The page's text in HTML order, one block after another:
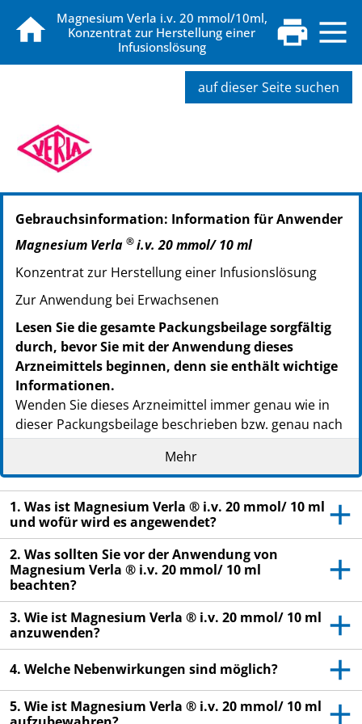
Magnesium Verla i.v. 20 mmol/10ml,
Konzentrat zur Herstellung einer
Infusionslösung
auf dieser Seite suchen
PZN: 17638787
PPN: 111763878713
PZN: 17638793
PPN: 111763879376
Gebrauchsinformation: Information für Anwender
Magnesium Verla ®i.v. 20 mmol/ 10 ml
Konzentrat zur Herstellung einer Infusionslösung
Zur Anwendung bei Erwachsenen
Lesen Sie die gesamte Packungsbeilage sorgfältig
durch, bevor Sie mit der Anwendung dieses
Arzneimittels beginnen, denn sie enthält wichtige
Informationen.
Wenden Sie dieses Arzneimittel immer genau wie in
dieser Packungsbeilage beschrieben bzw. genau nach
Anweisung Ihres Arztes oder Apothekers an.
Heben Sie die Packungsbeilage auf. Vielleicht
möchten Sie diese später nochmals lesen.
Fragen Sie Ihren Arzt oder Apotheker, wenn Sie
weitere Informationen oder einen Rat benötigen.
Wenn Sie Nebenwirkungen bemerken, wenden Sie
sich an Ihren Arzt oder Apotheker. Dies gilt auch
für Nebenwirkungen, die nicht in dieser
Packungsbeilage angegeben sind. Siehe Abschnitt
4.
Wenn Sie sich nicht besser oder gar schlechter
fühlen, wenden Sie sich an Ihren Arzt.
Mehr
1. Was ist Magnesium Verla ® i.v. 20 mmol/ 10 ml
und wofür wird es angewendet?
2. Was sollten Sie vor der Anwendung von
Magnesium Verla ® i.v. 20 mmol/ 10 ml
beachten?
3. Wie ist Magnesium Verla ® i.v. 20 mmol/ 10 ml
anzuwenden?
4. Welche Nebenwirkungen sind möglich?
5. Wie ist Magnesium Verla ® i.v. 20 mmol/ 10 ml